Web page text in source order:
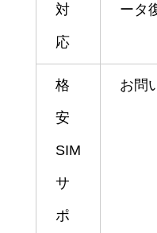
対
応
ータ
格
安
SIM
サ
ポ
お問